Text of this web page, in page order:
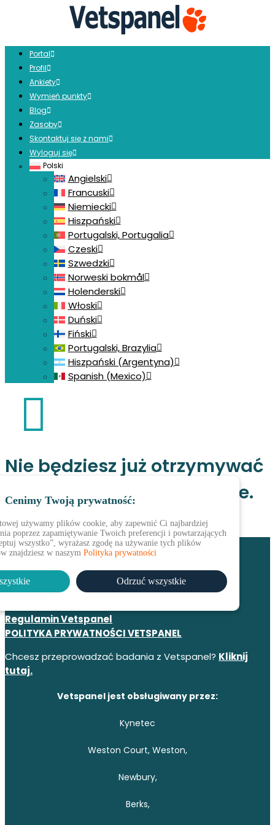
Portal
Profil
Ankiety
Wymień punkty
Blog
Zasoby
Skontaktuj się z nami
Wyloguj się
Polski
Angielski
Francuski
Niemiecki
Hiszpański
Portugalski, Portugalia
Czeski
Szwedzki
Norweski bokmål
Holenderski
Włoski
Duński
Fiński
Portugalski, Brazylia
Hiszpański (Argentyna)
Spanish (Mexico)
Nie będziesz już otrzymywać
przypomnień o tej ankiecie.
Zaloguj się
Skontaktuj się z nami
Regulamin Vetspanel
POLITYKA PRYWATNOŚCI VETSPANEL
Chcesz przeprowadzać badania z Vetspanel? Kliknij
tutaj.
Vetspanel jest obsługiwany przez:
Kynetec
Weston Court, Weston,
Newbury,
Berks,
Cenimy Twoją prywatność:
używamy plików cookie, aby zapewnić Ci najbardziej
poprzez zapamiętywanie Twoich preferencji i powtarzających
wszystko”, wyrażasz zgodę na używanie tych plików
znajdziesz w naszym Polityka prywatności
Odrzuć wszystkie